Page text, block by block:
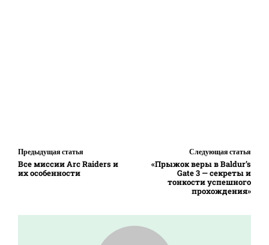
Предыдущая статья
Все миссии Arc Raiders и
их особенности
Следующая статья
«Прыжок веры в Baldur’s
Gate 3 — секреты и
тонкости успешного
прохождения»